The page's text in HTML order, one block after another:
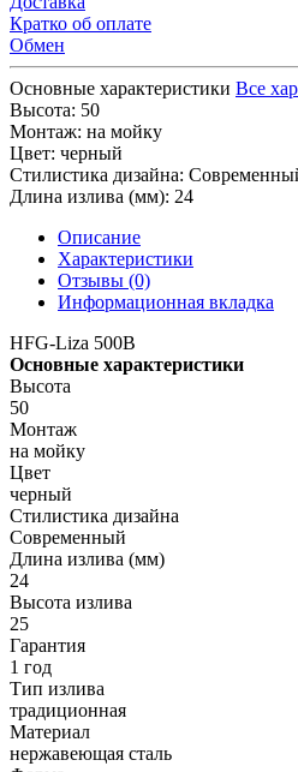
Кратко об оплате
Обмен
Основные характеристики Все
Высота: 50
Монтаж: на мойку
Цвет: черный
Стилистика дизайна:
Длина излива (мм): 24
Описание
Характеристики
Отзывы (0)
Информационная вкладка
HFG-Liza 500B
Основные характеристики
Высота
50
Монтаж
на мойку
Цвет
черный
Стилистика дизайна
Современный
Длина излива (мм)
24
Высота излива
25
Гарантия
1 год
Тип излива
традиционная
Материал
нержавеющая сталь